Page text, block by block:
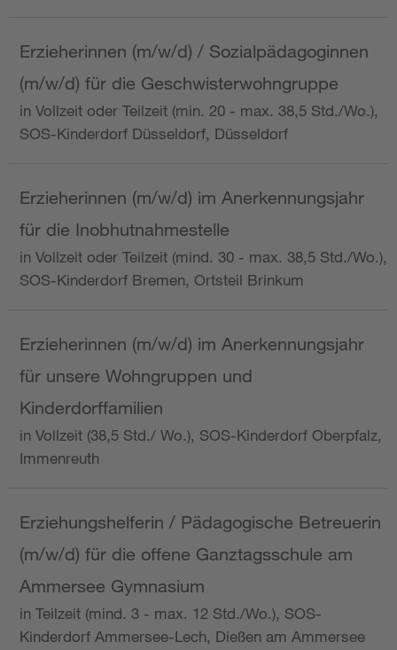
Erzieherinnen (m/w/d) / Sozialpädagoginnen
(m/w/d) für die Geschwisterwohngruppe
in Vollzeit oder Teilzeit (min. 20 - max. 38,5 Std./Wo.),
SOS-Kinderdorf Düsseldorf, Düsseldorf
Erzieherinnen (m/w/d) im Anerkennungsjahr
für die Inobhutnahmestelle
in Vollzeit oder Teilzeit (mind. 30 - max. 38,5 Std./Wo.),
SOS-Kinderdorf Bremen, Ortsteil Brinkum
Erzieherinnen (m/w/d) im Anerkennungsjahr
für unsere Wohngruppen und
Kinderdorffamilien
in Vollzeit (38,5 Std./ Wo.), SOS-Kinderdorf Oberpfalz,
Immenreuth
Erziehungshelferin / Pädagogische Betreuerin
(m/w/d) für die offene Ganztagsschule am
Ammersee Gymnasium
in Teilzeit (mind. 3 - max. 12 Std./Wo.), SOS-
Kinderdorf Ammersee-Lech, Dießen am Ammersee